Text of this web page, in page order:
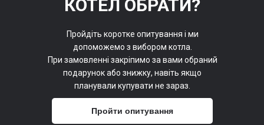
КОТЕЛ ОБРАТИ?
Пройдіть коротке опитування і ми
допоможемо з вибором котла.
При замовленні закріпимо за вами обраний
подарунок або знижку, навіть якщо
планували купувати не зараз.
Пройти опитування